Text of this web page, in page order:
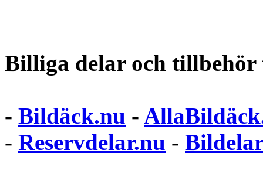
Billiga delar och
- Bildäck.nu -
- Reservdelar.nu - Bildelar